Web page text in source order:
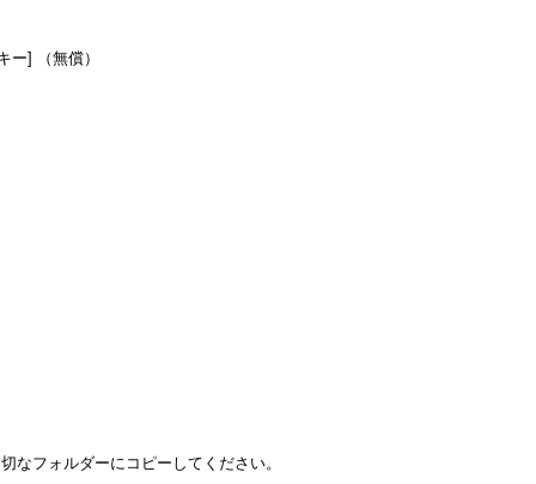
ー] （無償）
なフォルダーにコピーしてください。